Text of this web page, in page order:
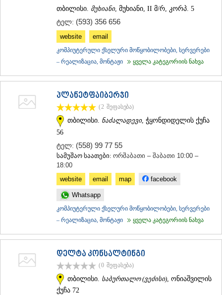
ᲗᲔᲗᲠᲘᲬᲧᲐᲠᲝ
ᲙᲐᲡᲞᲘ
ᲮᲐᲨᲣᲠᲘ
თბილისი. მუხიანი, მუხიანი, II მ/რ, კორპ. 5
ტელ: (593) 356 656
website email
კომპიუტერული ქსელური მოწყობილობები, სერვერები
– რეალიზაცია, მონტაჟი
ყველა კატეგორიის ნახვა
პლანეტფაიბერჯი
(2 შეფასება)
თბილისი. ნაძალადევი, ჭყონდიდელის ქუჩა
56
ტელ: (558) 99 77 55
სამუშაო საათები: ორშაბათი – შაბათი 10:00 –
18:00
website
email map facebook
Whatsapp
კომპიუტერული ქსელური მოწყობილობები, სერვერები
– რეალიზაცია, მონტაჟი
ყველა კატეგორიის ნახვა
დელტა კონსალტინგი
(0 შეფასება)
თბილისი. საბურთალო (ვეძისი) , ონიაშვილის
ქუჩა 72